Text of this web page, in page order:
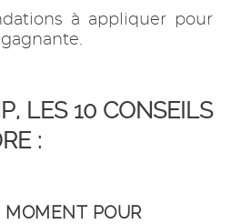
à appliquer pour
LES 10 CONSEILS
:
MOMENT POUR